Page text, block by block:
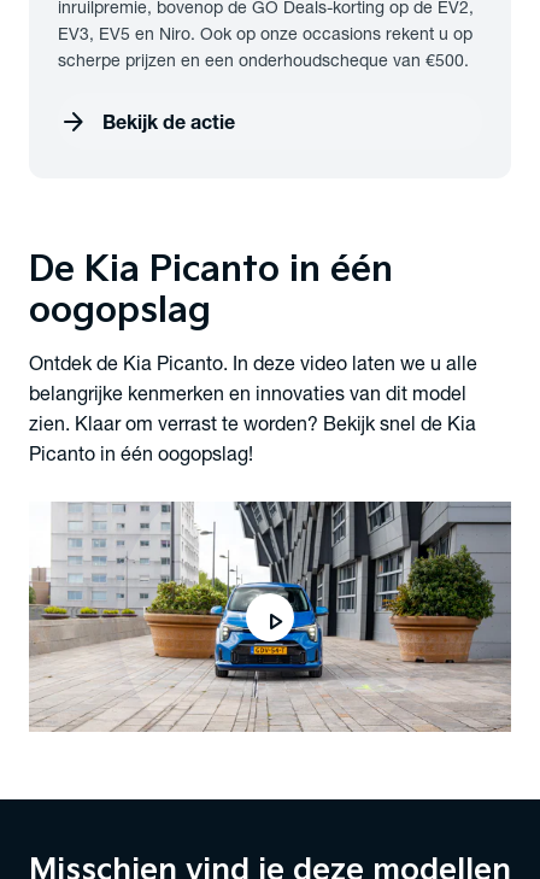
inruilpremie, bovenop de GO Deals-korting op de EV2,
EV3, EV5 en Niro. Ook op onze occasions rekent u op
scherpe prijzen en een onderhoudscheque van €500.
arrow_forward Bekijk de actie
De Kia Picanto in één
oogopslag
Ontdek de Kia Picanto. In deze video laten we u alle
belangrijke kenmerken en innovaties van dit model
zien. Klaar om verrast te worden? Bekijk snel de Kia
Picanto in één oogopslag!
play_arrow
Misschien vind je deze modellen